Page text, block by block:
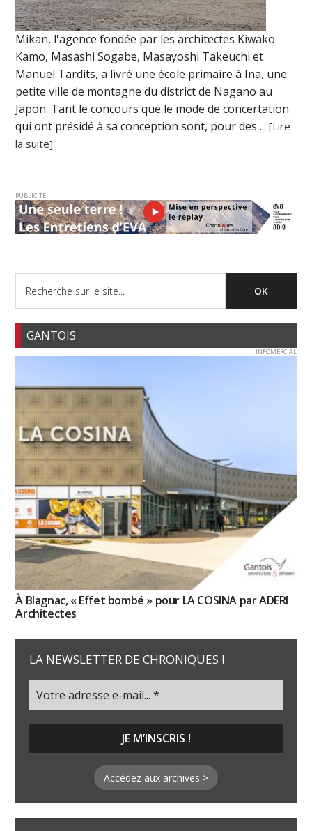
Mikan, l'agence fondée par les architectes Kiwako
Kamo, Masashi Sogabe, Masayoshi Takeuchi et
Manuel Tardits, a livré une école primaire à Ina, une
petite ville de montagne du district de Nagano au
Japon. Tant le concours que le mode de concertation
qui ont présidé à sa conception sont, pour des ...[Lire
la suite]
PUBLICITE
GANTOIS
INFOMERCIAL
À Blagnac, « Effet bombé » pour LA COSINA par ADERI
Architectes
LA NEWSLETTER DE CHRONIQUES !
Accédez aux archives >